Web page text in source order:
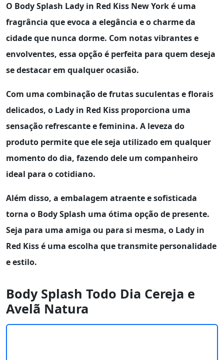
O Body Splash Lady in Red Kiss New Yorké uma
fragrância que evoca a elegância e o charme da
cidade que nunca dorme. Com notas vibrantes e
envolventes, essa opção é perfeita para quem deseja
se destacar em qualquer ocasião.
Com uma combinação de frutas suculentas e florais
delicados, o Lady in Red Kiss proporciona uma
sensação refrescante e feminina. A leveza do
produto permite que ele seja utilizado em qualquer
momento do dia, fazendo dele um companheiro
ideal para o cotidiano.
Além disso, a embalagem atraente e sofisticada
torna o Body Splash uma ótima opção de presente.
Seja para uma amiga ou para si mesma, o Lady in
Red Kissé uma escolha que transmite personalidade
e estilo.
Body Splash Todo Dia Cereja e
Avelã Natura